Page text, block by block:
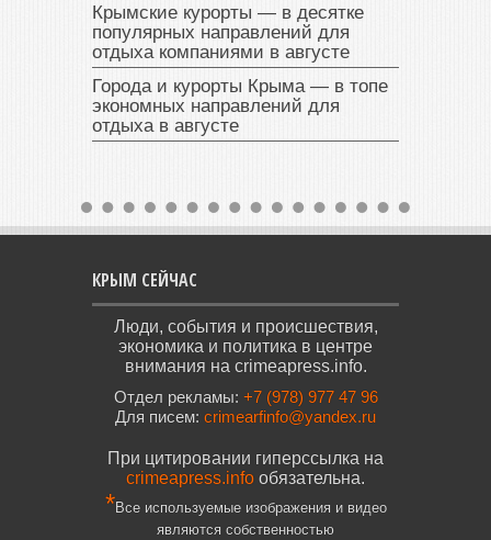
Крымские курорты — в десятке
популярных направлений для
отдыха компаниями в августе
Города и курорты Крыма — в топе
экономных направлений для
отдыха в августе
КРЫМ СЕЙЧАС
Люди, события и происшествия,
экономика и политика в центре
внимания на crimeapress.info.
Отдел рекламы: +7 (978) 977 47 96
Для писем: crimearfinfo@yandex.ru
При цитировании гиперссылка на
crimeapress.info обязательна.
*Все используемые изображения и видео
являются собственностью